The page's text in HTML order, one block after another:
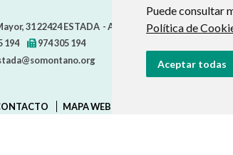
Puede consultar
Política de
Aceptar todas
3122424ESTADA - ARAGÓN(ESPAÑA)
194
974 305 194
MAPA WEB